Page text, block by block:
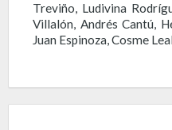
Treviño, Ludivina
Villalón, Andrés Cantú,
Juan Espinoza, Cosme